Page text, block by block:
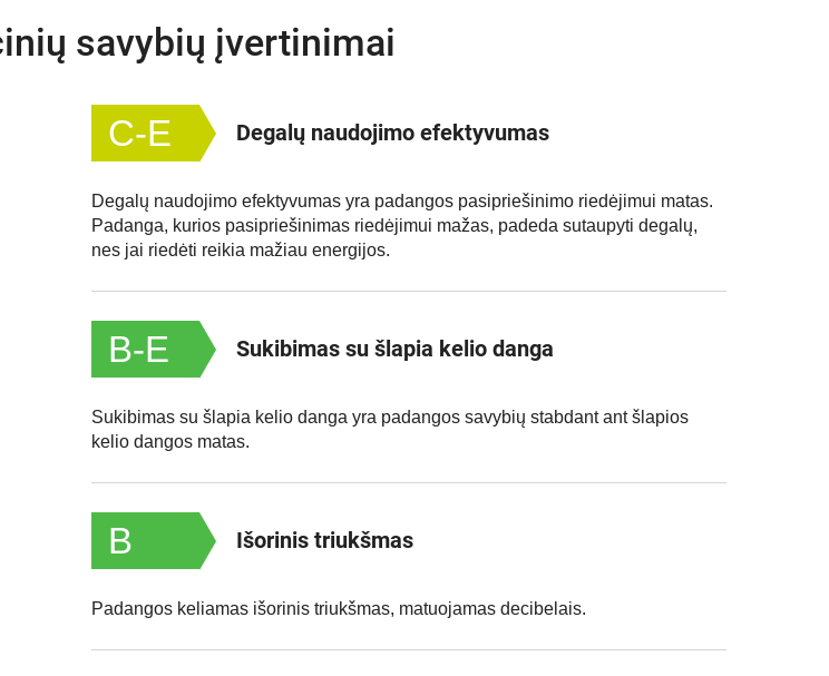
savybių įvertinimai
C-E Degalų naudojimo efektyvumas
Degalų naudojimo efektyvumas yra padangos pasipriešinimo riedėjimui matas.
Padanga, kurios pasipriešinimas riedėjimui mažas, padeda sutaupyti degalų,
nes jai riedėti reikia mažiau energijos.
B-E Sukibimas su šlapia kelio danga
Sukibimas su šlapia kelio danga yra padangos savybių stabdant ant šlapios
kelio dangos matas.
B Išorinis triukšmas
Padangos keliamas išorinis triukšmas, matuojamas decibelais.